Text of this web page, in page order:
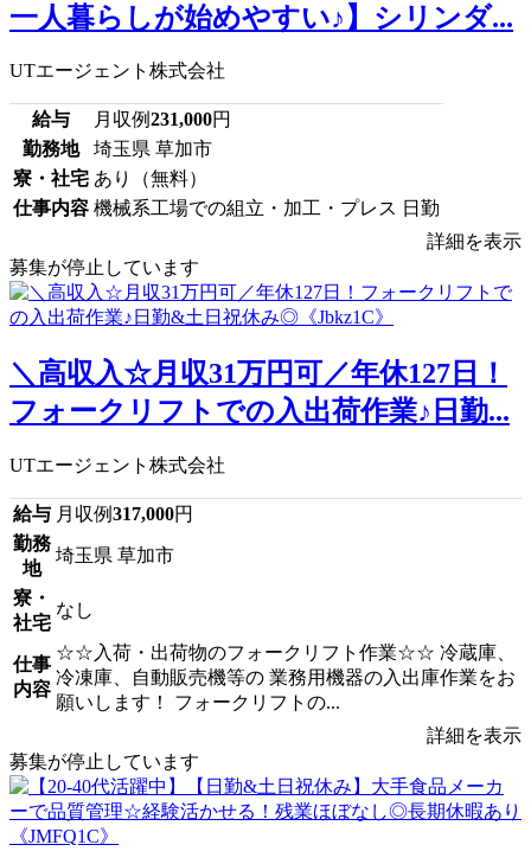
一人暮らしが始めやすい♪】シリンダ...
UTエージェント株式会社
給与 月収例231,000円
勤務地
埼玉県 草加市
寮・社宅 あり（無料）
仕事内容 機械系工場での組立・加工・プレス 日勤
詳細を表示
募集が停止しています
＼高収入☆月収31万円可／年休127日！
フォークリフトでの入出荷作業♪日勤...
UTエージェント株式会社
給与 月収例317,000円
勤務
地
埼玉県 草加市
寮・
社宅
なし
仕事
内容
☆☆入荷・出荷物のフォークリフト作業☆☆ 冷蔵庫、
冷凍庫、自動販売機等の 業務用機器の入出庫作業をお
願いします！ フォークリフトの...
詳細を表示
募集が停止しています